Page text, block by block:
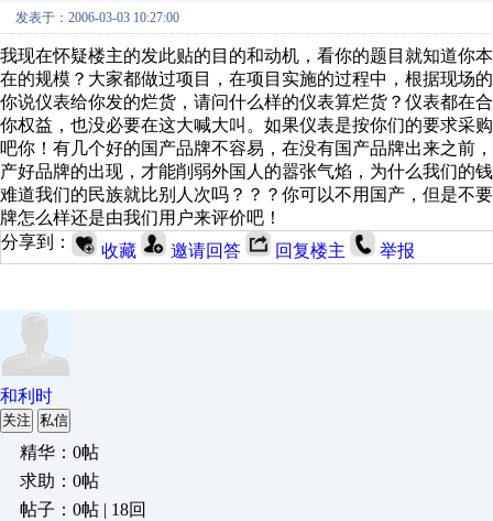
发表于：2006-03-03 10:27:00
我现在怀疑楼主的发此贴的目的和动机，看你的题目就知道你
在的规模？大家都做过项目，在项目实施的过程中，根据现场
你说仪表给你发的烂货，请问什么样的仪表算烂货？仪表都在
你权益，也没必要在这大喊大叫。如果仪表是按你们的要求采
吧你！有几个好的国产品牌不容易，在没有国产品牌出来之前
产好品牌的出现，才能削弱外国人的嚣张气焰，为什么我们的
难道我们的民族就比别人次吗？？？你可以不用国产，但是不
牌怎么样还是由我们用户来评价吧！
分享到：
收藏 邀请回答 回复楼主 举报
和利时
关注 私信
精华：0帖
求助：0帖
帖子：0帖 | 18回